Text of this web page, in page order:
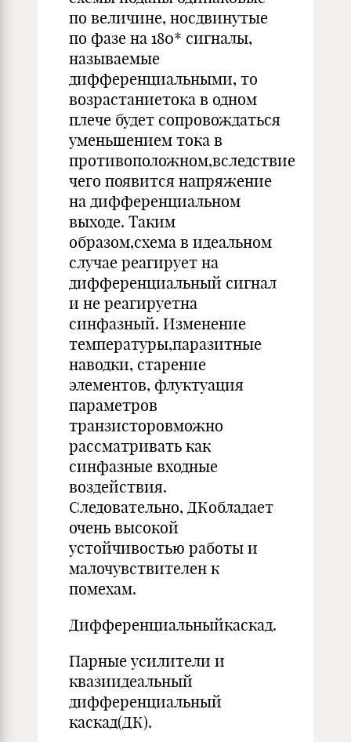
по величине, носдвинутые
по фазе на 180* сигналы,
называемые
дифференциальными, то
возрастаниетока в одном
плече будет сопровождаться
уменьшением тока в
противоположном,вследствие
чего появится напряжение
на дифференциальном
выходе. Таким
образом,схема в идеальном
случае реагирует на
дифференциальный сигнал
и не реагируетна
синфазный. Изменение
температуры,паразитные
наводки, старение
элементов, флуктуация
параметров
транзисторовможно
рассматривать как
синфазные входные
воздействия.
Следовательно, ДКобладает
очень высокой
устойчивостью работы и
малочувствителен к
помехам.
Дифференциальныйкаскад.
Парные усилители и
квазиидеальный
дифференциальный
каскад(ДК).